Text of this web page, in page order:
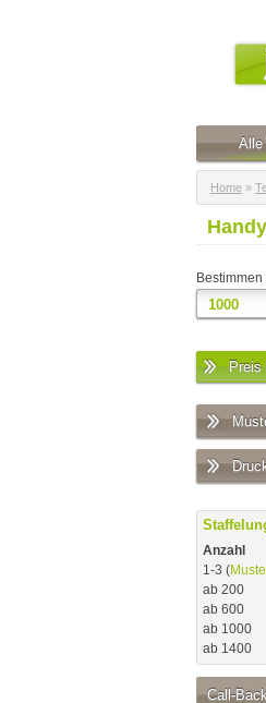
Alle
Home »
Preis
Anzahl
1-3 (
ab 200
ab 600
ab 1000
ab 1400
Call-